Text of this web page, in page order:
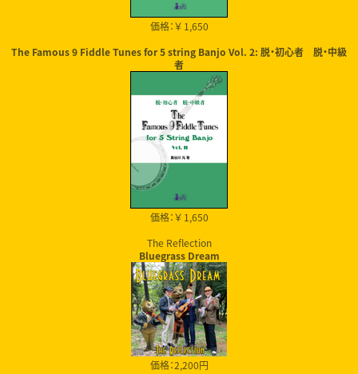
価格：￥ 1,650
The Famous 9 Fiddle Tunes for 5 string Banjo Vol. 2: 脱・初心者 脱・中級
者
価格：￥ 1,650
The Reflection
Bluegrass Dream
価格：2,200円